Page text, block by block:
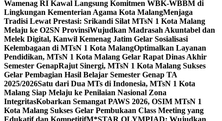
Wamenag RI Kawal Langsung Komitmen WBK-WBBM di
Lingkungan Kementerian Agama Kota MalangMenjaga
Tradisi Lewat Prestasi: Srikandi Silat MTsN 1 Kota Malang
Melaju ke O2SN ProvinsiWujudkan Madrasah Akuntabel dan
Melek Digital, Kanwil Kemenag Jatim Gelar Sosialisasi
Kelembagaan di MTsN 1 Kota MalangOptimalkan Layanan
Pendidikan, MTsN 1 Kota Malang Gelar Rapat Dinas Akhir
Semester GenapRajut Sinergi, MTsN 1 Kota Malang Sukses
Gelar Pembagian Hasil Belajar Semester Genap TA
2025/2026Satu dari Dua MTs di Indonesia, MTsN 1 Kota
Malang Siap Melaju ke Penilaian Nasional Zona
IntegritasKobarkan Semangat PAWS 2026, OSIM MTsN 1
Kota Malang Sukses Gelar Pembukaan Class Meeting yang
Edukatif dan KompetitifM*STAR OLYMPIAD: Wujudkan